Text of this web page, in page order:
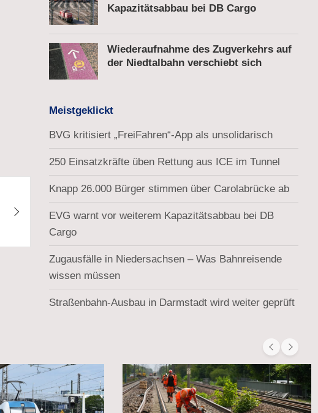
Kapazitätsabbau bei DB Cargo
Wiederaufnahme des Zugverkehrs auf
der Niedtalbahn verschiebt sich
Meistgeklickt
BVG kritisiert „FreiFahren“-App als unsolidarisch
250 Einsatzkräfte üben Rettung aus ICE im Tunnel
Knapp 26.000 Bürger stimmen über Carolabrücke ab
EVG warnt vor weiterem Kapazitätsabbau bei DB
Cargo
Zugausfälle in Niedersachsen – Was Bahnreisende
wissen müssen
Straßenbahn-Ausbau in Darmstadt wird weiter geprüft